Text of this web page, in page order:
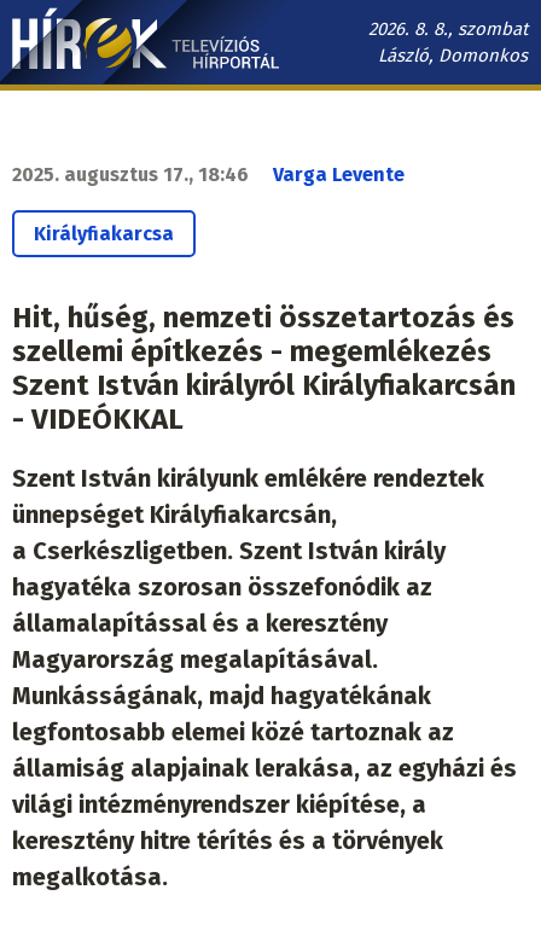
Ugrás
tartalomra
2026. 8. 8., szombat
László, Domonkos
Hírek.sk
2025. augusztus 17., 18:46 Varga Levente
Királyfiakarcsa
Hit, hűség, nemzeti összetartozás és
szellemi építkezés - megemlékezés
Szent István királyról Királyfiakarcsán
- VIDEÓKKAL
Szent István királyunk emlékére rendeztek
ünnepséget Királyfiakarcsán,
a Cserkészligetben. Szent István király
hagyatéka szorosan összefonódik az
államalapítással és a keresztény
Magyarország megalapításával.
Munkásságának, majd hagyatékának
legfontosabb elemei közé tartoznak az
államiság alapjainak lerakása, az egyházi és
világi intézményrendszer kiépítése, a
keresztény hitre térítés és a törvények
megalkotása.